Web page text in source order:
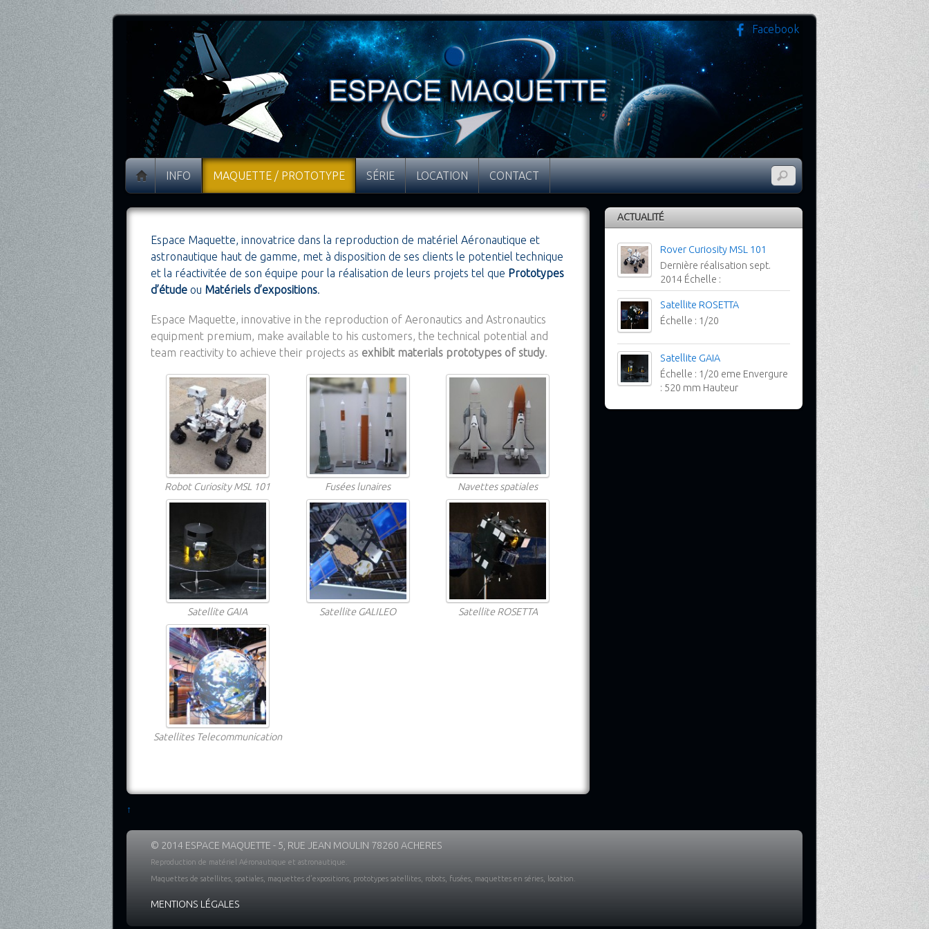
Facebook
INFO MAQUETTE / PROTOTYPE SÉRIE LOCATION CONTACT
Espace Maquette, innovatrice dans la reproduction de matériel Aéronautique et
astronautique haut de gamme, met à disposition de ses clients le potentiel technique
et la réactivitée de son équipe pour la réalisation de leurs projets tel que Prototypes
d’étude ou Matériels d’expositions.
Espace Maquette, innovative in the reproduction of Aeronautics and Astronautics
equipment premium, make available to his customers, the technical potential and
team reactivity to achieve their projects as exhibit materials prototypes of study.
Robot Curiosity MSL 101 Fusées lunaires Navettes spatiales
Satellite GAIA Satellite GALILEO Satellite ROSETTA
Satellites Telecommunication
ACTUALITÉ
Rover Curiosity MSL 101
Dernière réalisation sept.
2014 Échelle :
Satellite ROSETTA
Échelle : 1/20
Satellite GAIA
Échelle : 1/20 eme Envergure
: 520 mm Hauteur
↑
© 2014 ESPACE MAQUETTE - 5, RUE JEAN MOULIN 78260 ACHERES
Reproduction de matériel Aéronautique et astronautique.
Maquettes de satellites, spatiales, maquettes d’expositions, prototypes satellites, robots, fusées, maquettes en séries, location.
MENTIONS LÉGALES